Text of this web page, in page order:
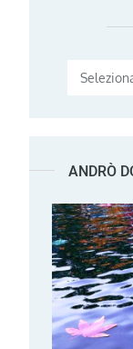
Categorie
ANDRÒ